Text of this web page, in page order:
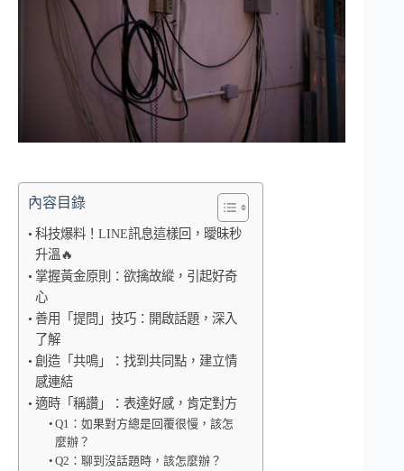
內容目錄
科技爆料！LINE訊息這樣回，曖昧秒
升溫🔥
掌握黃金原則：欲擒故縱，引起好奇
心
善用「提問」技巧：開啟話題，深入
了解
創造「共鳴」：找到共同點，建立情
感連結
適時「稱讚」：表達好感，肯定對方
Q1：如果對方總是回覆很慢，該怎
麼辦？
Q2：聊到沒話題時，該怎麼辦？